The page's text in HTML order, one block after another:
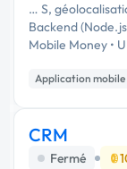
… S,
Backend
Mobile Money •
Figma/Adobe
Node.js/Django
Application mobile
CRM
Fermé